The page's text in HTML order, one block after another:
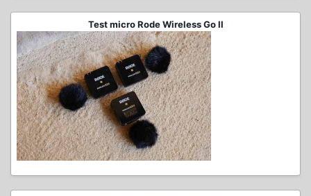
Test micro Rode Wireless Go II